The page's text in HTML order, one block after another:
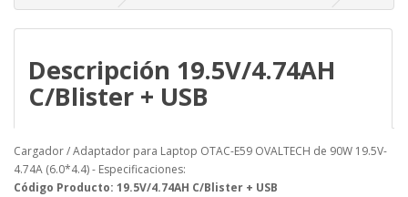
Descripción 19.5V/4.74AH
C/Blister + USB
Cargador / Adaptador para Laptop OTAC-E59 OVALTECH de 90W 19.5V-
4.74A (6.0*4.4) - Especificaciones:
Código Producto: 19.5V/4.74AH C/Blister + USB